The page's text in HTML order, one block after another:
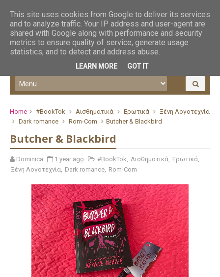
Home #BookTok Αισθηματικά Ερωτικά
Ξένη Λογοτεχνία
Dark romance
Rom-Com Butcher & Blackbird
Butcher & Blackbird
Dominica 1 year ago #BookTok, Αισθηματικά, Ερωτικά,
Ξένη Λογοτεχνία, Dark romance, Rom-Com
This site uses cookies from Google to deliver its services
and to analyze traffic. Your IP address and user-agent are
shared with Google along with performance and security
metrics to ensure quality of service, generate usage
statistics, and to detect and address abuse.
LEARN MORE GOT IT